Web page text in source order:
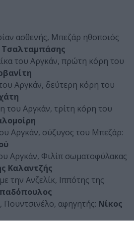
ασθενής, Μπεζάρ ηθοποιός
του Αργκάν, πρώτη κόρη του
Αργκάν, δεύτερη κόρη του
του Αργκάν, τρίτη κόρη του
Αργκάν, σύζυγος του Μπεζάρ:
Αργκάν, Φιλίπ σωματοφύλακας
Καλαντζής
την Ανζελίκ, Ιππότης της
Πουντσινέλο, αφηγητής: Νίκος